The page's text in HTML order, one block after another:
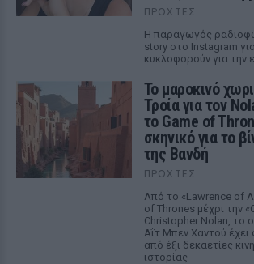
ΠΡΟΧΤΈΣ
Η παραγωγός
story στο Instagram
κυκλοφορούν για την
Το μαροκινό
Τροία για τον
το Game of
σκηνικό για το
της Βανδή
ΠΡΟΧΤΈΣ
Από το «Lawrence of
of Thrones μέχρι την
Christopher Nolan, το
Αΐτ Μπεν Χαντού έχει
από έξι δεκαετίες
ιστορίας